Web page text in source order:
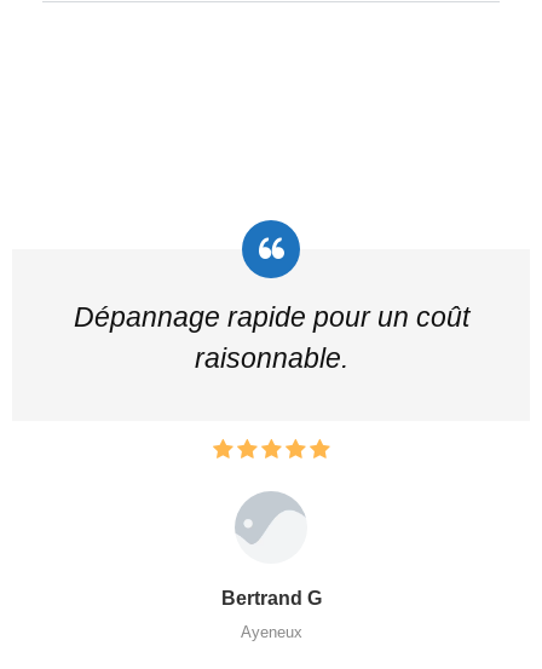
Dépannage rapide pour un coût
raisonnable.
Bertrand G
Ayeneux